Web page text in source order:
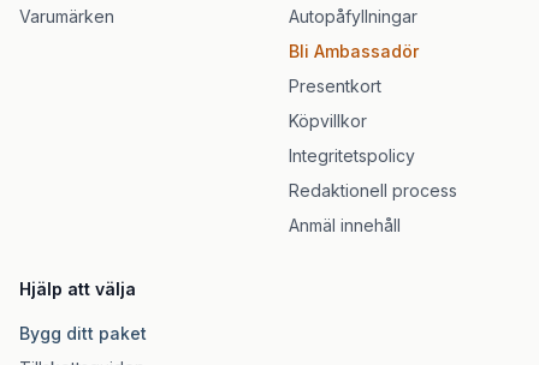
Varumärken
Autopåfyllningar
Bli Ambassadör
Presentkort
Köpvillkor
Integritetspolicy
Redaktionell process
Anmäl innehåll
Hjälp att välja
Bygg ditt paket